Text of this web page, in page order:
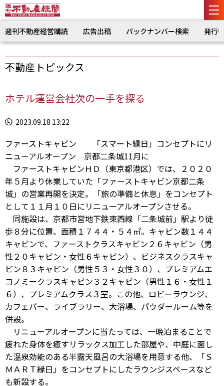
週刊不動産経営購読 広告出稿 バックナンバー検索 発行
不動産トピックス
ホテル運営会社次の一手を探る
2023.09.18 13:22
ファーストキャビン 「スマート縁日」コンセプトにリ
ニューアルオープン 京都二条城11月に
ファーストキャビンＨＤ（東京都港区）では、２０２０
年５月より休業していた「ファーストキャビン京都二条
城」の営業再開を決定。「旅の準備と休息」をコンセプト
として１１月１０日にリニューアルオープンさせる。
同施設は、京都市営地下鉄東西線「二条城前」駅より徒
歩８分に位置、面積１７４４・５４㎡。キャビン数１４４
キャビンで、ファーストクラスキャビン２６キャビン（男
性２０キャビン・女性６キャビン）、ビジネスクラスキャ
ビン８３キャビン（男性５３・女性３０）、プレミアムエ
コノミークラスキャビン３２キャビン（男性１６・女性１
６）、プレミアムクラス３室。この他、ロビーラウンジ、
カフェバー、ライブラリー、大浴場、パウダールーム等を
併設。
リニューアルオープンに当たっては、一晩泊まることで
疲れた身体を癒すリラックス加工した部屋や、中庭に面し
た温泉効能のある半露天風呂の大浴場を用意する他、「Ｓ
ＭＡＲＴ縁日」をコンセプトにしたラウンジスペースなど
も新設する。